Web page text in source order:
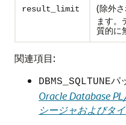
result_limit
(除外
ます。
質的に
関連項目:
DBMS_SQLTUNEパ
Oracle Database
シージャおよびタ